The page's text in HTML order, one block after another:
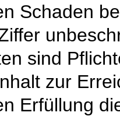
Schaden
sind
zur
Erfüllung